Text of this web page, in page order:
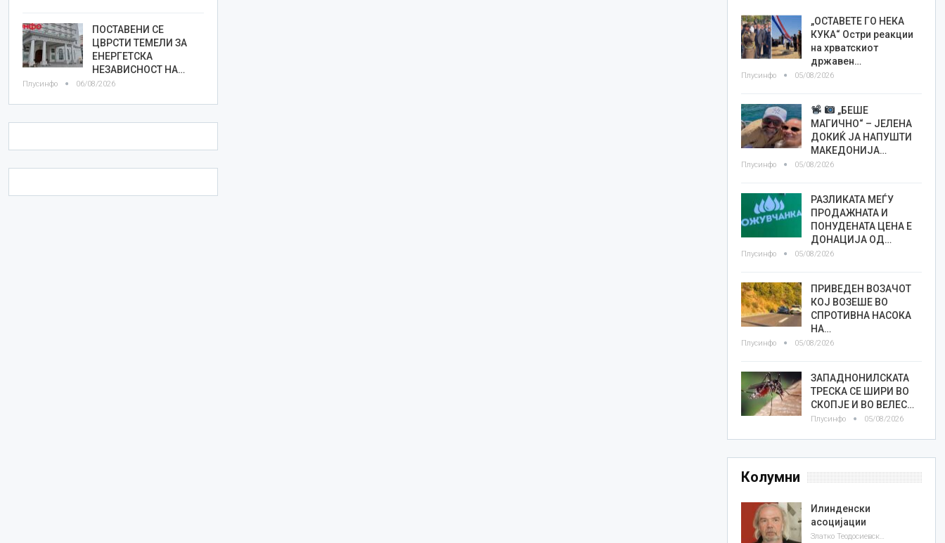
„ОСТАВЕТЕ ГО НЕКА
КУКА“ Остри реакции
на хрватскиот
државен…
Плусинфо 05/08/2026
„БЕШЕ
МАГИЧНО“ – ЈЕЛЕНА
ДОКИЌ ЈА НАПУШТИ
МАКЕДОНИЈА…
Плусинфо 05/08/2026
РАЗЛИКАТА МЕЃУ
ПРОДАЖНАТА И
ПОНУДЕНАТА ЦЕНА Е
ДОНАЦИЈА ОД…
Плусинфо 05/08/2026
ПРИВЕДЕН ВОЗАЧОТ
КОЈ ВОЗЕШЕ ВО
СПРОТИВНА НАСОКА
НА…
Плусинфо 05/08/2026
ЗАПАДНОНИЛСКАТА
ТРЕСКА СЕ ШИРИ ВО
СКОПЈЕ И ВО ВЕЛЕС…
Плусинфо 05/08/2026
Колумни
Илинденски
асоцијации
Златко Теодосиевски
ПОСТАВЕНИ СЕ
ЦВРСТИ ТЕМЕЛИ ЗА
ЕНЕРГЕТСКА
НЕЗАВИСНОСТ НА…
Плусинфо 06/08/2026